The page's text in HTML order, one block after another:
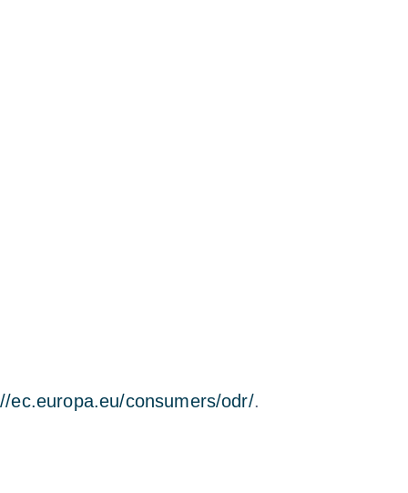
ec.europa.eu/consumers/odr/.